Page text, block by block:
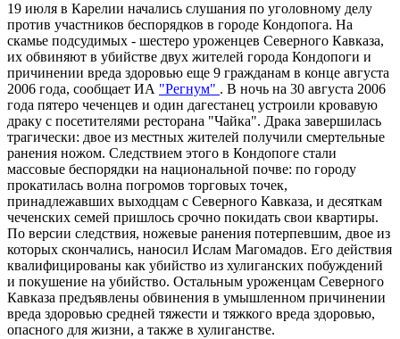
19 июля в Карелии начались слушания по уголовному делу
против участников беспорядков в городе Кондопога. На
скамье подсудимых - шестеро уроженцев Северного Кавказа,
их обвиняют в убийстве двух жителей города Кондопоги и
причинении вреда здоровью еще 9 гражданам в конце августа
2006 года, сообщает ИА "Регнум" . В ночь на 30 августа 2006
года пятеро чеченцев и один дагестанец устроили кровавую
драку с посетителями ресторана "Чайка". Драка завершилась
трагически: двое из местных жителей получили смертельные
ранения ножом. Следствием этого в Кондопоге стали
массовые беспорядки на национальной почве: по городу
прокатилась волна погромов торговых точек,
принадлежавших выходцам с Северного Кавказа, и десяткам
чеченских семей пришлось срочно покидать свои квартиры.
По версии следствия, ножевые ранения потерпевшим, двое из
которых скончались, наносил Ислам Магомадов. Его действия
квалифицированы как убийство из хулиганских побуждений
и покушение на убийство. Остальным уроженцам Северного
Кавказа предъявлены обвинения в умышленном причинении
вреда здоровью средней тяжести и тяжкого вреда здоровью,
опасного для жизни, а также в хулиганстве.